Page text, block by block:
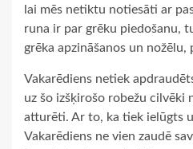
lai mēs netiktu notiesāti ar
runa ir par grēku piedošanu,
grēka apzināšanos un nožēlu,
Vakarēdiens netiek
uz šo izšķirošo robežu cilvēki
atturēti. Ar to, ka tiek ielūgts
Vakarēdiens ne vien zaudē